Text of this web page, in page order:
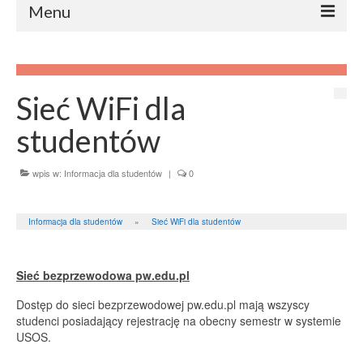
Menu
Linki
Kontakt
Sieć WiFi dla
studentów
wpis w: Informacja dla studentów | 0
Informacja dla studentów » Sieć WiFi dla studentów
Sieć bezprzewodowa pw.edu.pl
Dostęp do sieci bezprzewodowej pw.edu.pl mają wszyscy
studenci posiadający rejestrację na obecny semestr w systemie
USOS.